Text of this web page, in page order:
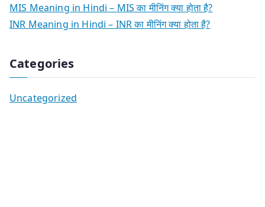
MIS Meaning in Hindi – MIS का मीनिंग क्या होता है?
INR Meaning in Hindi – INR का मीनिंग क्या होता है?
Categories
Uncategorized